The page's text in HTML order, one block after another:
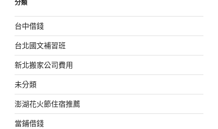
台中借錢
台北國文補習班
新北搬家公司費用
未分類
澎湖花火節住宿推薦
當鋪借錢